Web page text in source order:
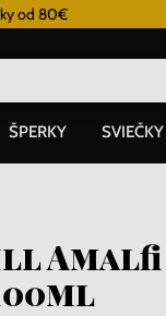
od 80€
ŠPERKY SVIEČKY
Amalfi